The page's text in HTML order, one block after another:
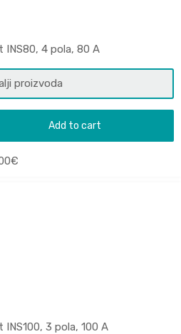
INS80, 4 pola, 80 A
proizvoda
Add to cart
€
3 pola, 100 A